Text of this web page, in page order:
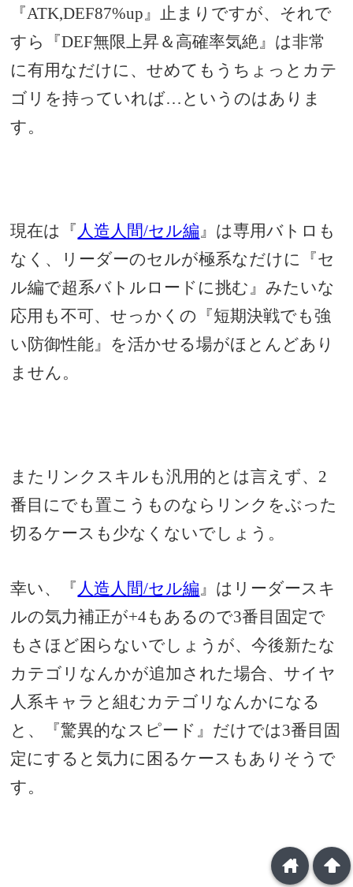
『ATK,DEF87%up』止まりですが、それで
すら『DEF無限上昇＆高確率気絶』は非常
に有用なだけに、せめてもうちょっとカテ
ゴリを持っていれば…というのはありま
す。
現在は『 人造人間/セル編』は専用バトロも
なく、リーダーのセルが極系なだけに『セ
ル編で超系バトルロードに挑む』みたいな
応用も不可、せっかくの『短期決戦でも強
い防御性能』を活かせる場がほとんどあり
ません。
またリンクスキルも汎用的とは言えず、2
番目にでも置こうものならリンクをぶった
切るケースも少なくないでしょう。
幸い、『 人造人間/セル編』はリーダースキ
ルの気力補正が+4もあるので3番目固定で
もさほど困らないでしょうが、今後新たな
カテゴリなんかが追加された場合、サイヤ
人系キャラと組むカテゴリなんかになる
と、『驚異的なスピード』だけでは3番目固
定にすると気力に困るケースもありそうで
す。
arrowup
home